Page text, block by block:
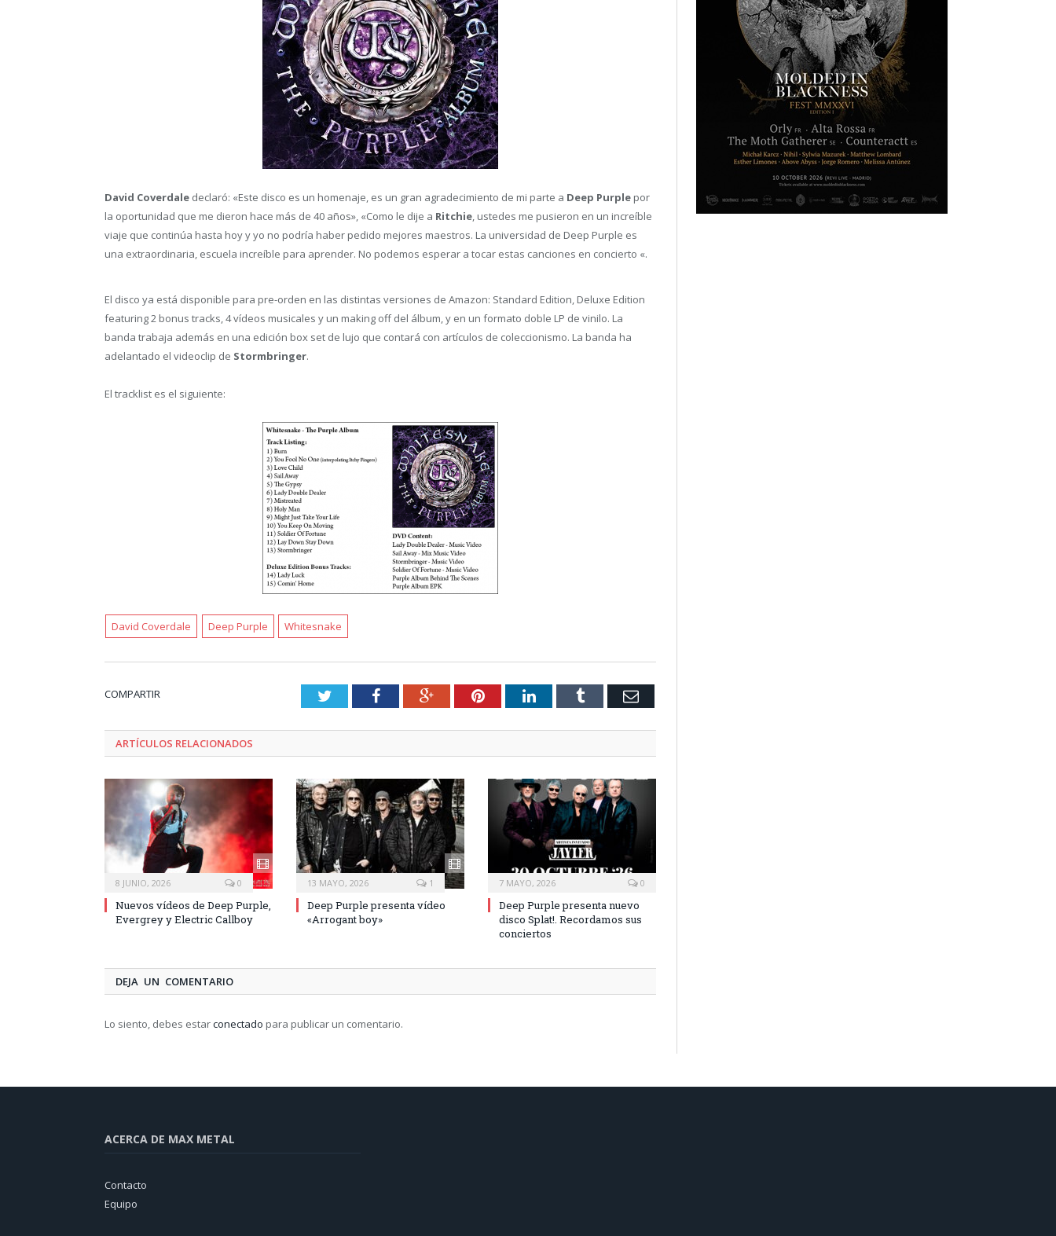
David Coverdale declaró: «Este disco es un homenaje, es un gran agradecimiento de mi parte a Deep Purple por
la oportunidad que me dieron hace más de 40 años», «Como le dije a Ritchie, ustedes me pusieron en un increíble
viaje que continúa hasta hoy y yo no podría haber pedido mejores maestros. La universidad de Deep Purple es
una extraordinaria, escuela increíble para aprender. No podemos esperar a tocar estas canciones en concierto «.
El disco ya está disponible para pre-orden en las distintas versiones de Amazon: Standard Edition, Deluxe Edition
featuring 2 bonus tracks, 4 vídeos musicales y un making off del álbum, y en un formato doble LP de vinilo. La
banda trabaja además en una edición box set de lujo que contará con artículos de coleccionismo. La banda ha
adelantado el videoclip de Stormbringer.
El tracklist es el siguiente:
David Coverdale Deep Purple Whitesnake
COMPARTIR TwitterFacebookGoogle+PinterestLinkedInTumblr Email
ARTÍCULOS RELACIONADOS
8 JUNIO, 2026 0
Nuevos vídeos de Deep Purple,
Evergrey y Electric Callboy
13 MAYO, 2026 1
Deep Purple presenta vídeo
«Arrogant boy»
7 MAYO, 2026 0
Deep Purple presenta nuevo
disco Splat!. Recordamos sus
conciertos
DEJA UN COMENTARIO
Lo siento, debes estarconectado para publicar un comentario.
ACERCA DE MAX METAL
Contacto
Equipo